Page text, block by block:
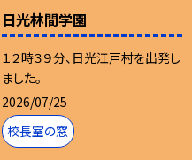
日光林間学園
１２時３９分、日光江戸村を出発し
ました。
2026/07/25
校長室の窓